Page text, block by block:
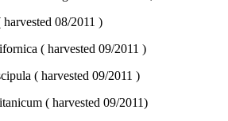
08/2011 )
( harvested 09/2011 )
( harvested 09/2011 )
( harvested 09/2011)